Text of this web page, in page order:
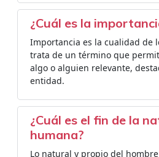
¿Cuál es la
Importancia es la cualidad de
trata de un término que
algo o alguien relevante,
entidad.
¿Cuál es el fin de la
humana?
Lo natural y propio del